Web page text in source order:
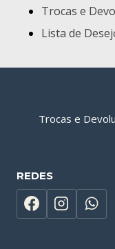
Trocas e
Lista de
Trocas e
REDES